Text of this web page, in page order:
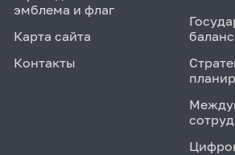
эмблема и флаг
Карта сайта
Контакты